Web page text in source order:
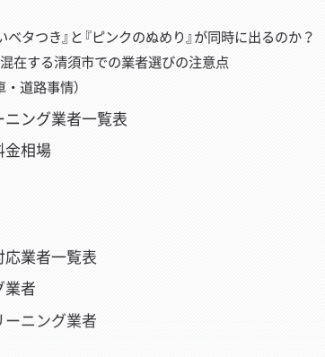
タつき』と『ピンクのぬめり』が同時に出るのか？
在する清須市での業者選びの注意点
道路事情）
ング業者一覧表
金相場
業者一覧表
業者
ニング業者